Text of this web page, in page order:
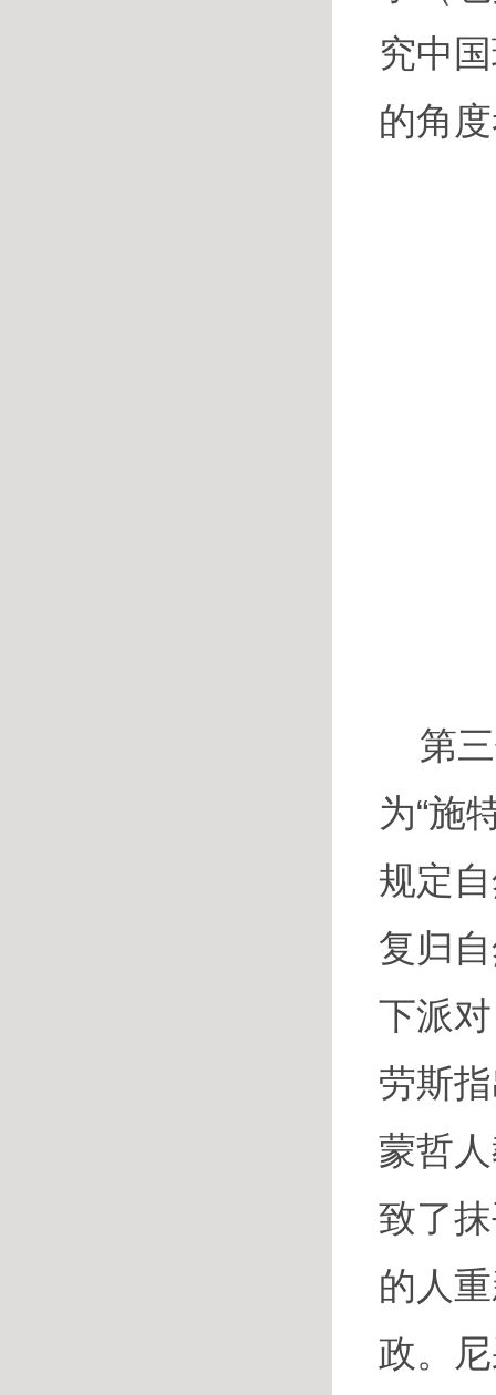
究中
的角
第
为“施
规定
复归
下派
劳斯
蒙哲
致了
的人
政。